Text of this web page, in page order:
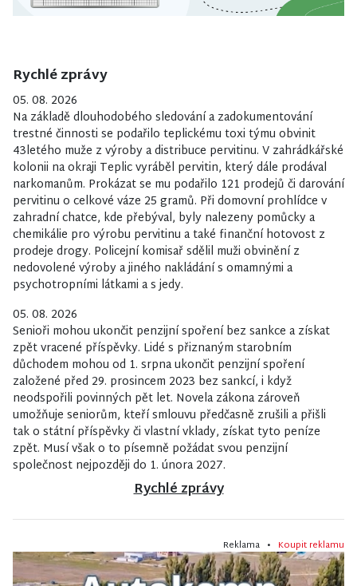
Rychlé zprávy
05. 08. 2026
Na základě dlouhodobého sledování a zadokumentování
trestné činnosti se podařilo teplickému toxi týmu obvinit
43letého muže z výroby a distribuce pervitinu. V zahrádkářské
kolonii na okraji Teplic vyráběl pervitin, který dále prodával
narkomanům. Prokázat se mu podařilo 121 prodejů či darování
pervitinu o celkové váze 25 gramů. Při domovní prohlídce v
zahradní chatce, kde přebýval, byly nalezeny pomůcky a
chemikálie pro výrobu pervitinu a také finanční hotovost z
prodeje drogy. Policejní komisař sdělil muži obvinění z
nedovolené výroby a jiného nakládání s omamnými a
psychotropními látkami a s jedy.
05. 08. 2026
Senioři mohou ukončit penzijní spoření bez sankce a získat
zpět vracené příspěvky. Lidé s přiznaným starobním
důchodem mohou od 1. srpna ukončit penzijní spoření
založené před 29. prosincem 2023 bez sankcí, i když
neodspořili povinných pět let. Novela zákona zároveň
umožňuje seniorům, kteří smlouvu předčasně zrušili a přišli
tak o státní příspěvky či vlastní vklady, získat tyto peníze
zpět. Musí však o to písemně požádat svou penzijní
společnost nejpozději do 1. února 2027.
Rychlé zprávy
Reklama • Koupit reklamu